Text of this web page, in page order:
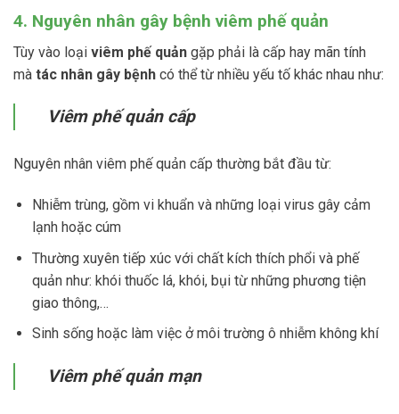
4. Nguyên nhân gây bệnh viêm phế quản
Tùy vào loại viêm phế quản gặp phải là cấp hay mãn tính
mà tác nhân gây bệnh có thể từ nhiều yếu tố khác nhau như:
Viêm phế quản cấp
Nguyên nhân viêm phế quản cấp thường bắt đầu từ:
Nhiễm trùng, gồm vi khuẩn và những loại virus gây cảm
lạnh hoặc cúm
Thường xuyên tiếp xúc với chất kích thích phổi và phế
quản như: khói thuốc lá, khói, bụi từ những phương tiện
giao thông,…
Sinh sống hoặc làm việc ở môi trường ô nhiễm không khí
Viêm phế quản mạn